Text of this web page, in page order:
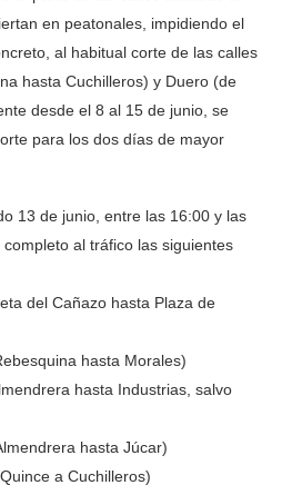
en peatonales, impidiendo el
al habitual corte de las calles
hasta Cuchilleros) y Duero (de
desde el 8 al 15 de junio, se
para los dos días de mayor
13 de junio, entre las 16:00 y las
al tráfico las siguientes
del Cañazo hasta Plaza de
hasta Morales)
hasta Industrias, salvo
hasta Júcar)
a Cuchilleros)